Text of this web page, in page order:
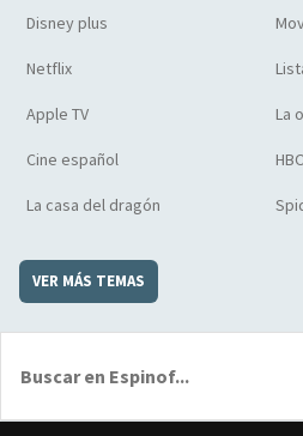
Disney plus
Netflix
Apple TV La
Cine español
La casa del dragón
VER MÁS TEMAS